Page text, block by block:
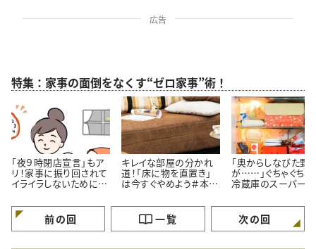
特集：家事の面倒をなくす“ゼロ家事”術！
「夜９時閉店宣言」もア
リ！家事に振り回されて
イライラしないために
ー本間朝子さん連載
①】
キレイな部屋の分かれ
道！「床に物を直置き」
は今すぐやめよう＃本間
術vol.3
「奥からしなびた野
が……」ぐちゃぐちゃ
冷蔵庫のスーパー
サー本間朝子さん
13】
前の回 一覧 次の回
広告